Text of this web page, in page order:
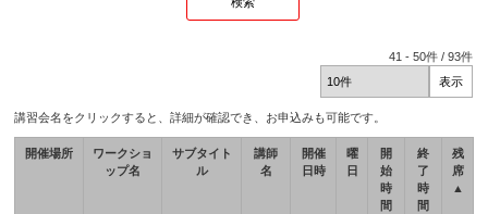
41 -50件 /93件
講習会名をクリックすると、詳細が確認でき、お申込みも可能です。
開催場所
ワークショ
ップ名
サブタイト
ル
講師
名
開催
日時
曜
日
開
始
時
間
終
了
時
間
残
席
▲